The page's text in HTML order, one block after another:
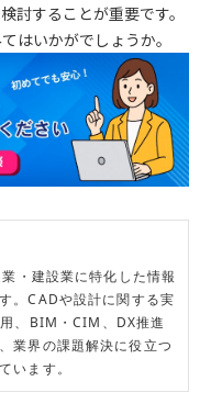
討することが重要です。
はいかがでしょうか。
・建設業に特化した情報
。CADや設計に関する実
、BIM・CIM、DX推進
業界の課題解決に役立つ
います。